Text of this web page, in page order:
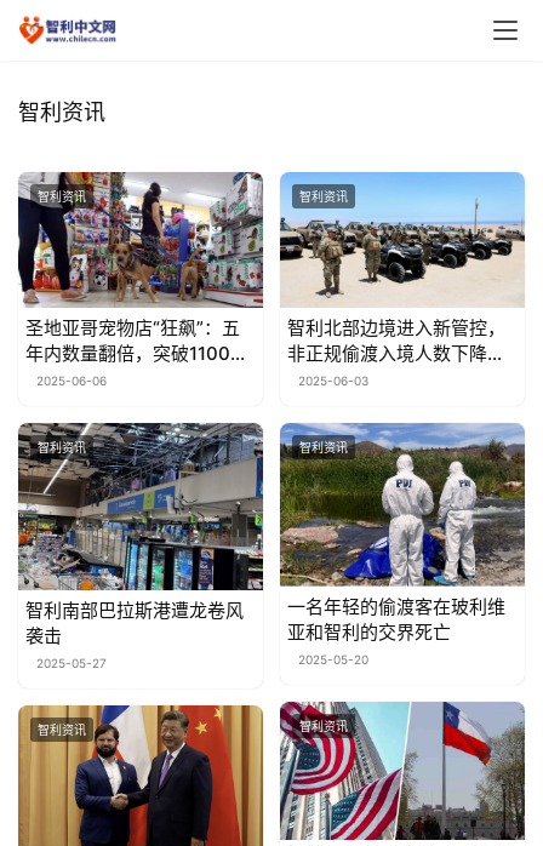
智利资讯
智利资讯
圣地亚哥宠物店“狂飙”：五
年内数量翻倍，突破1100
家！
2025-06-06
智利资讯
智利北部边境进入新管控，
非正规偷渡入境人数下降
36%
2025-06-03
智利资讯
智利南部巴拉斯港遭龙卷风
袭击
2025-05-27
智利资讯
一名年轻的偷渡客在玻利维
亚和智利的交界死亡
2025-05-20
智利资讯
智利资讯